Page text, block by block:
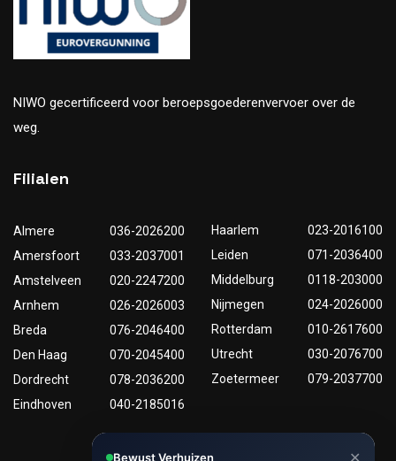
NIWO gecertificeerd voor beroepsgoederenvervoer over de
weg.
Filialen
Almere
036-2026200
Amersfoort
033-2037001
Amstelveen
020-2247200
Arnhem
026-2026003
Breda
076-2046400
Den Haag
070-2045400
Dordrecht
078-2036200
Eindhoven
040-2185016
Haarlem
023-2016100
Leiden
071-2036400
Middelburg
0118-203000
Nijmegen
024-2026000
Rotterdam
010-2617600
Utrecht
030-2076700
Zoetermeer
079-2037700
Bewust Verhuizen ✕